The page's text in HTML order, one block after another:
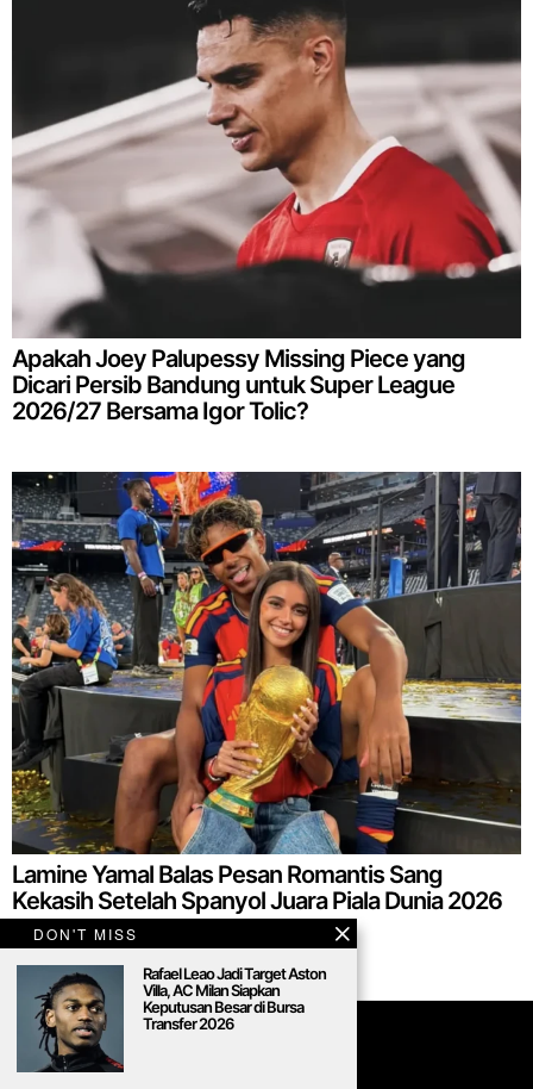
Apakah Joey Palupessy Missing Piece yang
Dicari Persib Bandung untuk Super League
2026/27 Bersama Igor Tolic?
Lamine Yamal Balas Pesan Romantis Sang
Kekasih Setelah Spanyol Juara Piala Dunia 2026
DON'T MISS
Rafael Leao Jadi Target Aston
Villa, AC Milan Siapkan
Keputusan Besar di Bursa
Transfer 2026